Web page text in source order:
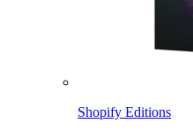
Shopify Editions